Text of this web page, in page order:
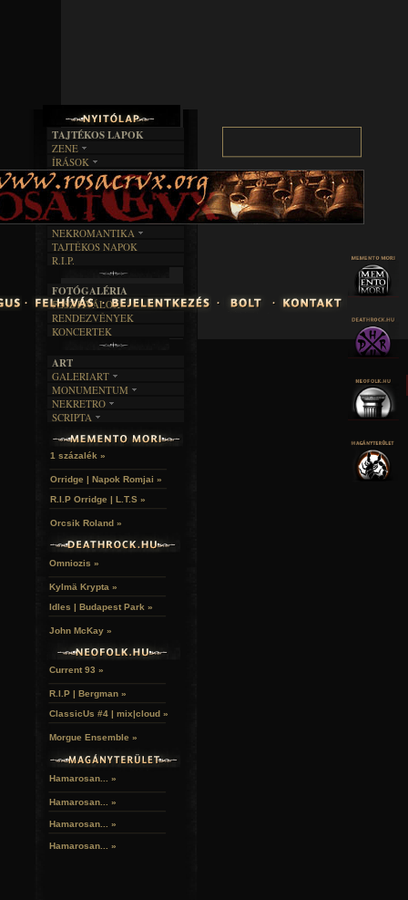
TAJTÉKOS LAPOK
ZENE
EGYÜTTESEK
INTERJÚK
FORDÍTÁSOK
DALSZÖVEGEK
ÍRÁSOK
IRODALOM
FILM
MŰVÉSZET
ÍRÁSTÖRTÉNET
BOSZORKÁNYKONYHA
FEKETE HUMOR
KÉPES
SZÖVEGES
RENDEZVÉNYEK
NEKROMANTIKA
AKTUÁLIS
A MÚLT
TAJTÉKOS NAPOK
R.I.P.
FOTÓGALÉRIA
FESZTIVÁLOK
RENDEZVÉNYEK
KONCERTEK
ART
GALERIART
ARTGALERI
KÉPREGÉNYEK
LAKÁSKULTS
MONUMENTUM
TEMETŐK
TEMPLOMOK
VÁRAK
HELYEK
NEKRETRO
SZUBKULT
FEKETE LYUK
RELIKVIÁK
SCRIPTA
NOVELLÁK
VERSEK
1 százalék »
Orridge | Napok Romjai »
R.I.P Orridge | L.T.S »
Orcsik Roland »
Omniozis »
Kylmä Krypta »
Idles | Budapest Park »
John McKay »
Current 93 »
R.I.P | Bergman »
ClassicUs #4 | mix|cloud »
Morgue Ensemble »
Hamarosan... »
Hamarosan... »
Hamarosan... »
Hamarosan... »